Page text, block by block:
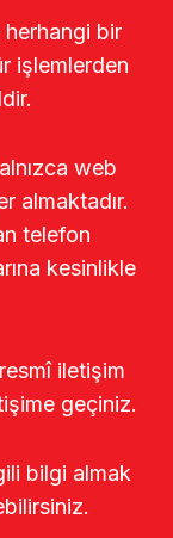
herhangi bir
işlemlerden
web
almaktadır.
telefon
kesinlikle
iletişim
geçiniz.
bilgi almak